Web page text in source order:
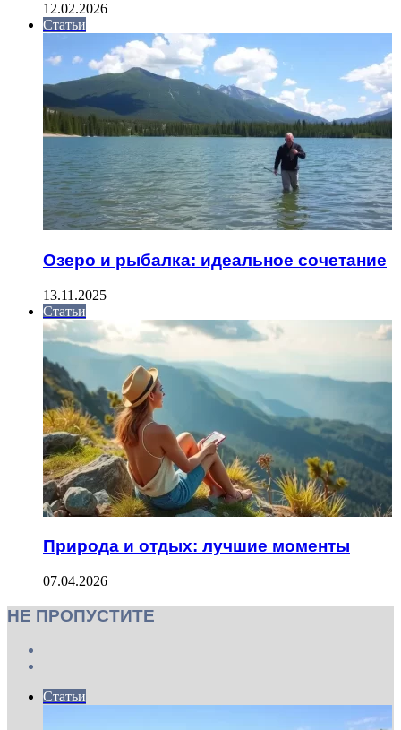
12.02.2026
Статьи
Озеро и рыбалка: идеальное сочетание
13.11.2025
Статьи
Природа и отдых: лучшие моменты
07.04.2026
НЕ ПРОПУСТИТЕ
Статьи